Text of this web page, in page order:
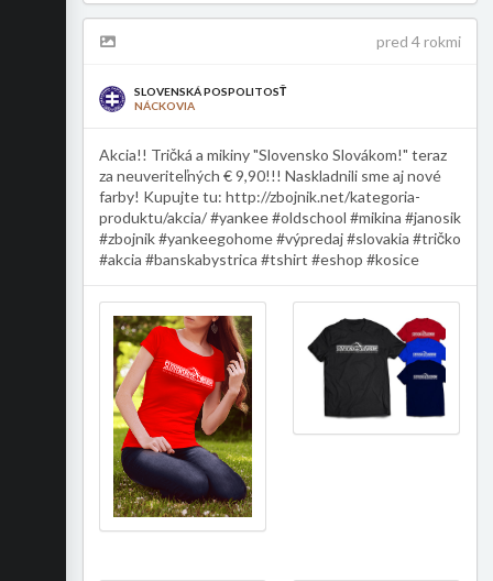
pred 4 rokmi
SLOVENSKÁ POSPOLITOSŤ
NÁCKOVIA
Akcia!! Tričká a mikiny "Slovensko Slovákom!" teraz
za neuveriteľných € 9,90!!! Naskladnili sme aj nové
farby! Kupujte tu: http://zbojnik.net/kategoria-
produktu/akcia/ #yankee #oldschool #mikina #janosik
#zbojnik #yankeegohome #výpredaj #slovakia #tričko
#akcia #banskabystrica #tshirt #eshop #kosice